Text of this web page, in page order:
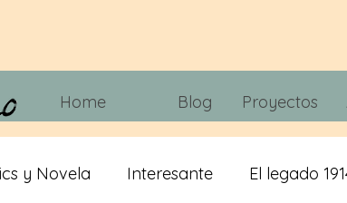
Home Blog Proyectos
y Novela Interesante El legado